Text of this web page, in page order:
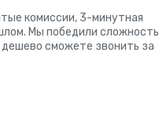
комиссии, 3-минутная
Мы победили сложность
дешево сможете звонить за